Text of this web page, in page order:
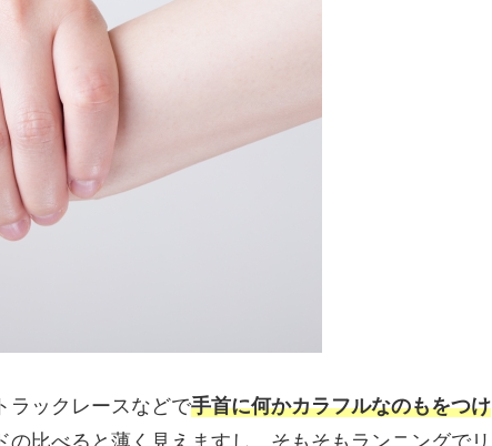
ラックレースなどで手首に何かカラフルなのもをつけ
の比べると薄く見えますし、そもそもランニングでリ